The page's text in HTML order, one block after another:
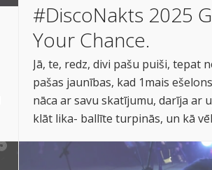
#DiscoNakts 2025
Your Chance.
Jā, te, redz, divi pašu puiši, tepat
pašas jaunības, kad 1mais
nāca ar savu skatījumu, darīja ar
klāt lika- ballīte turpinās, un kā